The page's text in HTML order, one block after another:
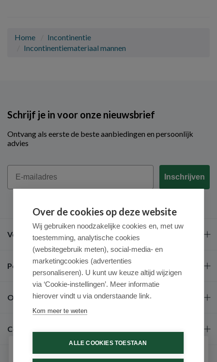
Home
Incontinentie
Incontinentiemateriaal mannen
Schrijf je in voor onze nieuwsbrief
Ontvang als eerste de beste aanbiedingen en persoonlijk
advies
Email
Inschrijven
Veel gestelde vragen
Populaire merken
Over ons
Contact
Over de cookies op deze website
Wij gebruiken noodzakelijke cookies en, met uw
toestemming, analytische cookies
(websitegebruik meten), social-media- en
marketingcookies (advertenties
personaliseren). U kunt uw keuze altijd wijzigen
via ‘Cookie-instellingen’. Meer informatie
hierover vindt u via onderstaande link.
Kom meer te weten
ALLE COOKIES TOESTAAN
Schrijf je in voor onze nieuwsbrief